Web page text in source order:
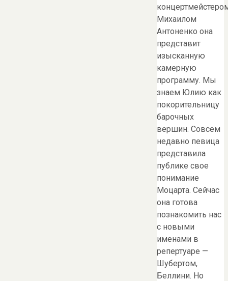
Михаилом
Антоненко она
представит
изысканную
камерную
программу. Мы
знаем Юлию как
покорительницу
барочных
вершин. Совсем
недавно певица
представила
публике свое
понимание
Моцарта. Сейчас
она готова
познакомить нас
с новыми
именами в
репертуаре —
Шубертом,
Беллини. Но